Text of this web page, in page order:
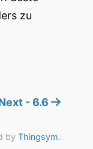
zu
- 6.6
by Thingsym.